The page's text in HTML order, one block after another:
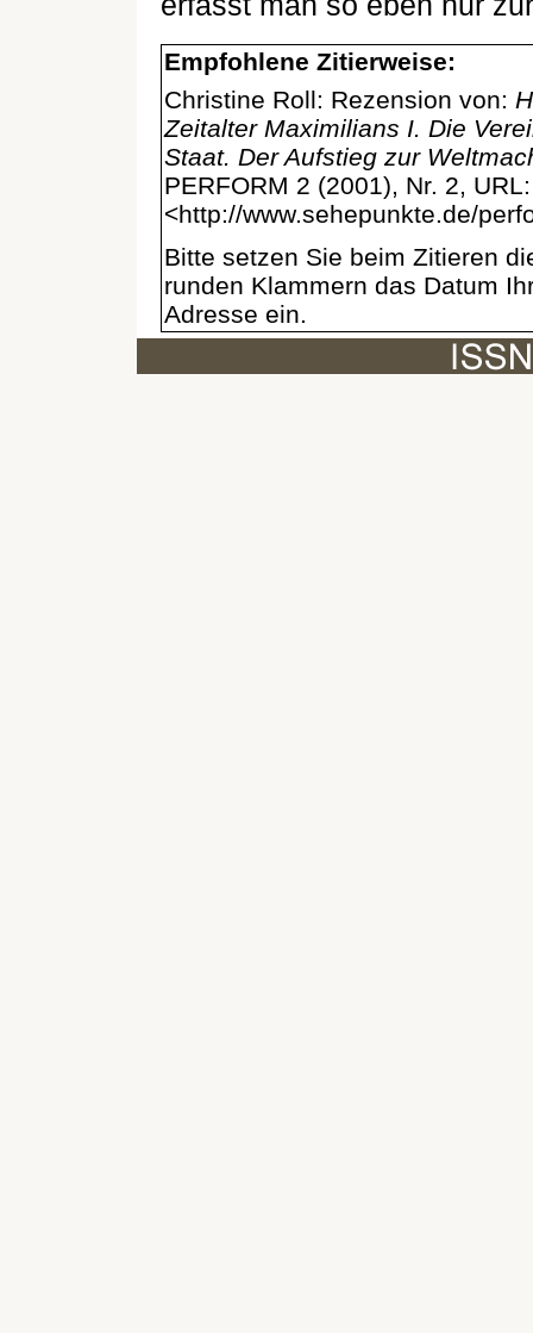
Empfohlene Zitierweise:
Christine Roll: Rezension von:
Zeitalter Maximilians I. Die
Staat. Der Aufstieg zur
PERFORM 2 (2001), Nr. 2, URL:
<http://www.sehepunkte.de/
Bitte setzen Sie beim Zitieren
runden Klammern das Datum
Adresse ein.